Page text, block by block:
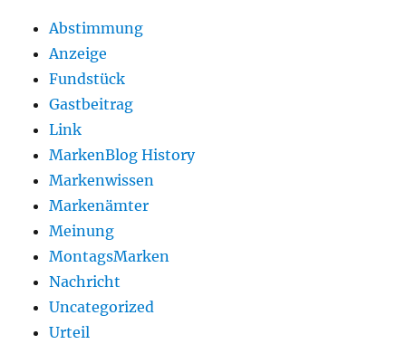
Abstimmung
Anzeige
Fundstück
Gastbeitrag
Link
MarkenBlog History
Markenwissen
Markenämter
Meinung
MontagsMarken
Nachricht
Uncategorized
Urteil